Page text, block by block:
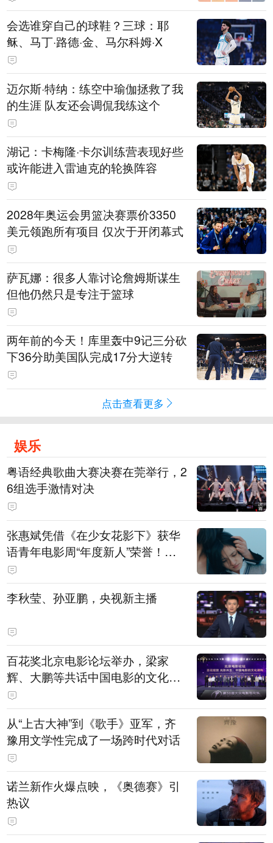
会选谁穿自己的球鞋？三球：耶
稣、马丁·路德·金、马尔科姆·X
迈尔斯·特纳：练空中瑜伽拯救了我
的生涯 队友还会调侃我练这个
湖记：卡梅隆·卡尔训练营表现好些
或许能进入雷迪克的轮换阵容
2028年奥运会男篮决赛票价3350
美元领跑所有项目 仅次于开闭幕式
萨瓦娜：很多人靠讨论詹姆斯谋生
但他仍然只是专注于篮球
两年前的今天！库里轰中9记三分砍
下36分助美国队完成17分大逆转
点击查看更多
娱乐
粤语经典歌曲大赛决赛在莞举行，2
6组选手激情对决
张惠斌凭借《在少女花影下》获华
语青年电影周“年度新人”荣誉！该
电影全程在广州取景，采用粤语对
白，主演均为广州本土演员
李秋莹、孙亚鹏，央视新主播
百花奖北京电影论坛举办，梁家
辉、大鹏等共话中国电影的文化建
构
从“上古大神”到《歌手》亚军，齐
豫用文学性完成了一场跨时代对话
诺兰新作火爆点映，《奥德赛》引
热议